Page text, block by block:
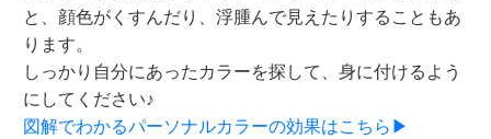
と、顔色がくすんだり、浮腫んで見えたりすることもあ
ります。
しっかり自分にあったカラーを探して、身に付けるよう
にしてください♪
図解でわかるパーソナルカラーの効果はこちら▶